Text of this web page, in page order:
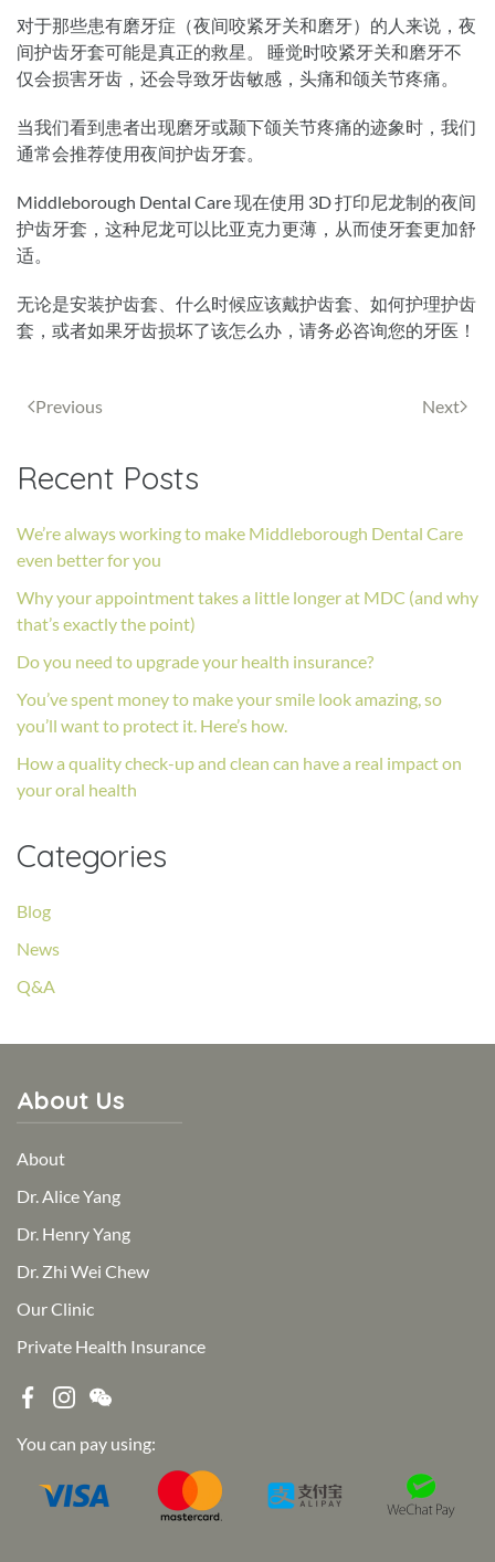
对于那些患有磨牙症（夜间咬紧牙关和磨牙）的人来说，夜
间护齿牙套可能是真正的救星。 睡觉时咬紧牙关和磨牙不
仅会损害牙齿，还会导致牙齿敏感，头痛和颌关节疼痛。
当我们看到患者出现磨牙或颞下颌关节疼痛的迹象时，我们
通常会推荐使用夜间护齿牙套。
Middleborough Dental Care 现在使用 3D 打印尼龙制的夜间
护齿牙套，这种尼龙可以比亚克力更薄，从而使牙套更加舒
适。
无论是安装护齿套、什么时候应该戴护齿套、如何护理护齿
套，或者如果牙齿损坏了该怎么办，请务必咨询您的牙医！
Previous Next
Recent Posts
We’re always working to make Middleborough Dental Care
even better for you
Why your appointment takes a little longer at MDC (and why
that’s exactly the point)
Do you need to upgrade your health insurance?
You’ve spent money to make your smile look amazing, so
you’ll want to protect it. Here’s how.
How a quality check-up and clean can have a real impact on
your oral health
Categories
Blog
News
Q&A
About Us
About
Dr. Alice Yang
Dr. Henry Yang
Dr. Zhi Wei Chew
Our Clinic
Private Health Insurance
You can pay using: